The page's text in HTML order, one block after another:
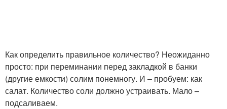
Как определить правильное количество? Неожиданно
просто: при переминании перед закладкой в банки
(другие емкости) солим понемногу. И – пробуем: как
салат. Количество соли должно устраивать. Мало –
подсаливаем.